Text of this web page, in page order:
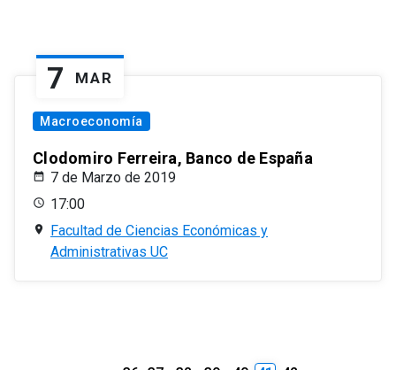
7 MAR
Macroeconomía
Clodomiro Ferreira, Banco de España
7 de Marzo de 2019
17:00
Facultad de Ciencias Económicas y
Administrativas UC